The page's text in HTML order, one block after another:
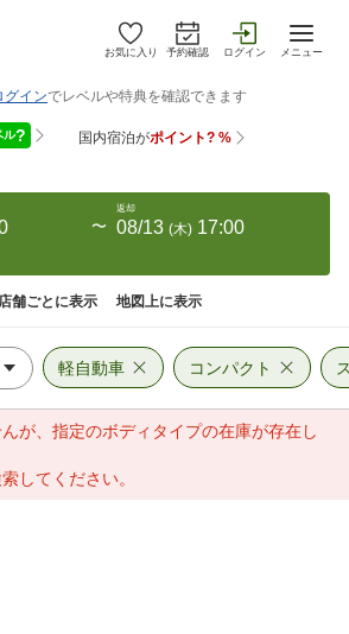
お気に入り 予約確認 ログイン メニュー
〜
返却
08/13 (木) 17:00
店舗ごとに表示 地図上に表示
軽自動車 コンパクト
が、指定のボディタイプの在庫が存在し
してください。